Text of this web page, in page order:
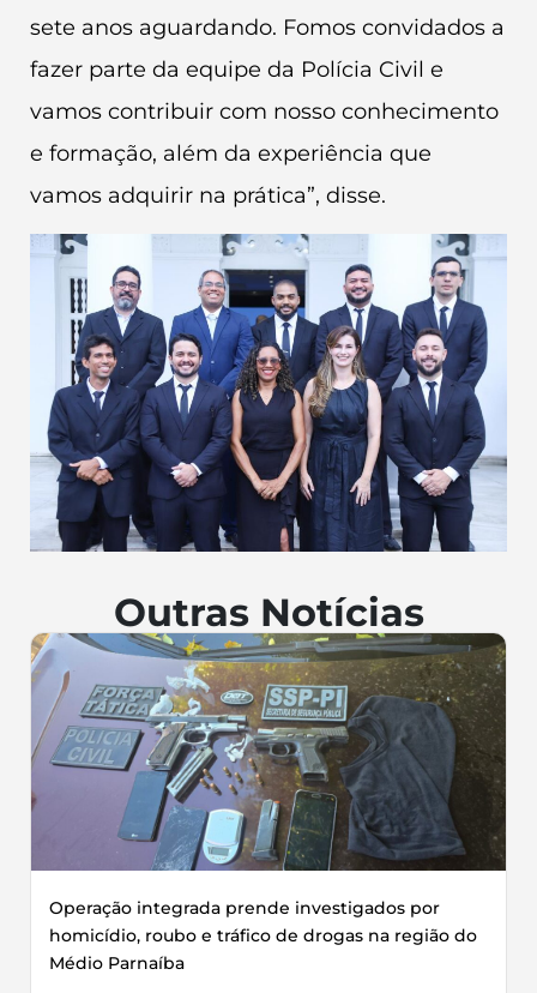
sete anos aguardando. Fomos convidados a
fazer parte da equipe da Polícia Civil e
vamos contribuir com nosso conhecimento
e formação, além da experiência que
vamos adquirir na prática”, disse.
Outras Notícias
Operação integrada prende investigados por
homicídio, roubo e tráfico de drogas na região do
Médio Parnaíba